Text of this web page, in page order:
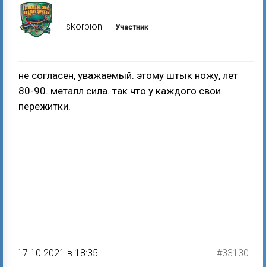
skorpion Участник
не согласен, уважаемый. этому штык ножу, лет
80-90. металл сила. так что у каждого свои
пережитки.
17.10.2021 в 18:35 #33130